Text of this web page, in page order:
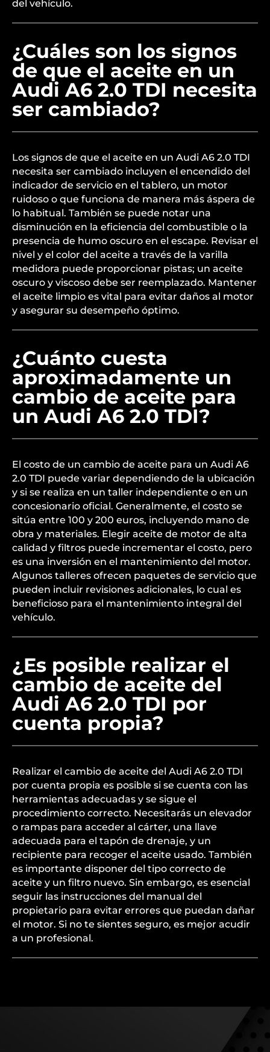
del vehículo.
¿Cuáles son los signos
de que el aceite en un
Audi A6 2.0 TDI necesita
ser cambiado?
Los signos de que el aceite en un Audi A6 2.0 TDI
necesita ser cambiado incluyen el encendido del
indicador de servicio en el tablero, un motor
ruidoso o que funciona de manera más áspera de
lo habitual. También se puede notar una
disminución en la eficiencia del combustible o la
presencia de humo oscuro en el escape. Revisar el
nivel y el color del aceite a través de la varilla
medidora puede proporcionar pistas; un aceite
oscuro y viscoso debe ser reemplazado. Mantener
el aceite limpio es vital para evitar daños al motor
y asegurar su desempeño óptimo.
¿Cuánto cuesta
aproximadamente un
cambio de aceite para
un Audi A6 2.0 TDI?
El costo de un cambio de aceite para un Audi A6
2.0 TDI puede variar dependiendo de la ubicación
y si se realiza en un taller independiente o en un
concesionario oficial. Generalmente, el costo se
sitúa entre 100 y 200 euros, incluyendo mano de
obra y materiales. Elegir aceite de motor de alta
calidad y filtros puede incrementar el costo, pero
es una inversión en el mantenimiento del motor.
Algunos talleres ofrecen paquetes de servicio que
pueden incluir revisiones adicionales, lo cual es
beneficioso para el mantenimiento integral del
vehículo.
¿Es posible realizar el
cambio de aceite del
Audi A6 2.0 TDI por
cuenta propia?
Realizar el cambio de aceite del Audi A6 2.0 TDI
por cuenta propia es posible si se cuenta con las
herramientas adecuadas y se sigue el
procedimiento correcto. Necesitarás un elevador
o rampas para acceder al cárter, una llave
adecuada para el tapón de drenaje, y un
recipiente para recoger el aceite usado. También
es importante disponer del tipo correcto de
aceite y un filtro nuevo. Sin embargo, es esencial
seguir las instrucciones del manual del
propietario para evitar errores que puedan dañar
el motor. Si no te sientes seguro, es mejor acudir
a un profesional.